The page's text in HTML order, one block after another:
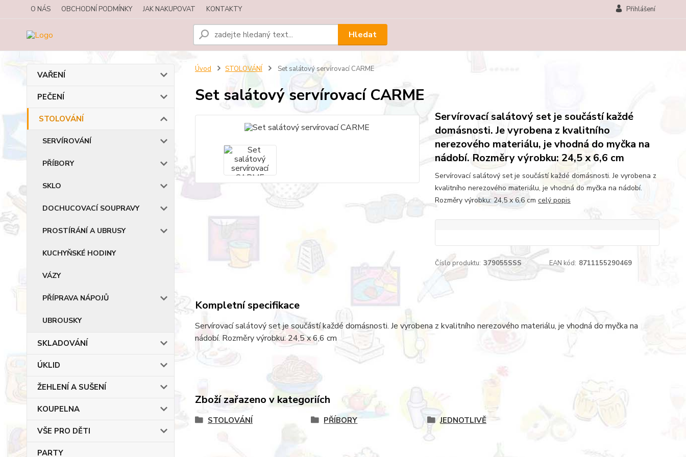
O NÁS OBCHODNÍ PODMÍNKY JAK NAKUPOVAT KONTAKTY Přihlášení
Hledat
VAŘENÍ
PEČENÍ
STOLOVÁNÍ
SERVÍROVÁNÍ
PŘÍBORY
SKLO
DOCHUCOVACÍ SOUPRAVY
PROSTÍRÁNÍ A UBRUSY
KUCHYŇSKÉ HODINY
VÁZY
PŘÍPRAVA NÁPOJŮ
UBROUSKY
SKLADOVÁNÍ
ÚKLID
ŽEHLENÍ A SUŠENÍ
KOUPELNA
VŠE PRO DĚTI
PARTY
Úvod STOLOVÁNÍ Set salátový servírovací CARME
Set salátový servírovací CARME
Servírovací salátový set je součástí každé
domásnosti. Je vyrobena z kvalitního
nerezového materiálu, je vhodná do myčka na
nádobí. Rozměry výrobku: 24,5 x 6,6 cm
Servírovací salátový set je součástí každé domásnosti. Je vyrobena z
kvalitního nerezového materiálu, je vhodná do myčka na nádobí.
Rozměry výrobku: 24,5 x 6,6 cm celý popis
Číslo produktu: 379055SSS EAN kód: 8711155290469
Kompletní specifikace
Servírovací salátový set je součástí každé domásnosti. Je vyrobena z kvalitního nerezového materiálu, je vhodná do myčka na
nádobí. Rozměry výrobku: 24,5 x 6,6 cm
Zboží zařazeno v kategoriích
STOLOVÁNÍ PŘÍBORY JEDNOTLIVĚ